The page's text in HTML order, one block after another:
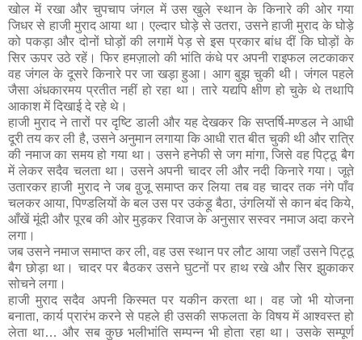
खोल में रखा और चुपचाप जंगल में उस खुले स्थान के किनारे की ओर गया
जिधर से हाजी मुराद आया था। एल्दार घोड़े से उतरा, उसने हाजी मुराद के घोड़े
को पकड़ा और दोनों घोड़ों की लगामें पेड़ से इस प्रकार बांध दीं कि घोड़ों के
सिर ऊपर उठे रहें। फिर हमज़ालो की भांति कंधे पर अपनी राइफल लटकाकर
वह जंगल के दूसरे किनारे पर जा खड़ा हुआ। आग बुझ चुकी थी। जंगल पहले
जैसा अंधकारमय प्रतीत नहीं हो रहा था। तारे यद्यपि क्षीण हो चुके थे तथापि
आकाश में दिखाई दे रहे थे।
हाजी मुराद ने तारों पर दृष्टि डाली और यह देखकर कि सप्तर्षि-मण्डल ने आधी
दूरी तय कर ली है, उसने अनुमान लगाया कि आधी रात बीत चुकी थी और रात्रि
की नमाज का समय हो गया था। उसने हनेफी से जग मांगा, जिसे वह पिट्ठू बैग
में लेकर सदैव चलता था। उसने अपनी चादर ली और नदी किनारे गया। जूते
उतारकर हाजी मुराद ने जब वु़जू समाप्त कर लिया तब वह चादर तक नंगे पाँव
चलकर आया, पिण्डलियों के बल उस पर उकंड़ू बैठा, उंगलियों से कान बंद किये,
आँखें मूंदी और पूरब की ओर मुड़कर रिवाज के अनुसार सस्वर नमाज अदा करने
लगा।
जब उसने नमाज समाप्त कर ली, वह उस स्थान पर लौट आया जहाँ उसने पिट्ठू
बैग छोड़ा था। चादर पर बैठकर उसने घुटनों पर हाथ रखे और सिर झुकाकर
सोचने लगा।
हाजी मुराद सदैव अपनी किस्मत पर यकीन करता था। वह जो भी योजना
बनाता, कार्य प्रारंभ करने से पहले ही उसकी सफलता के विषय में आश्वस्त हो
लेता था… और सब कुछ भलीभांति सम्पन्न भी होता रहा था। उसके सम्पूर्ण